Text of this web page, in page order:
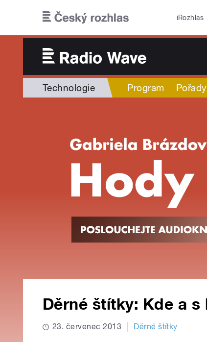
iRozhlas
Technologie Program Pořady
Děrné štítky: Kde a
23. červenec 2013 Děrné štítky